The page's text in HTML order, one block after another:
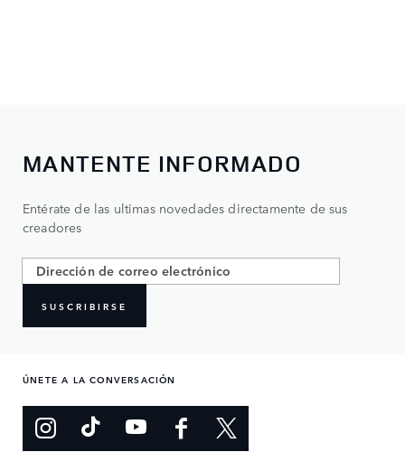
MANTENTE INFORMADO
Entérate de las ultimas novedades directamente de sus
creadores
SUSCRIBIRSE
ÚNETE A LA CONVERSACIÓN